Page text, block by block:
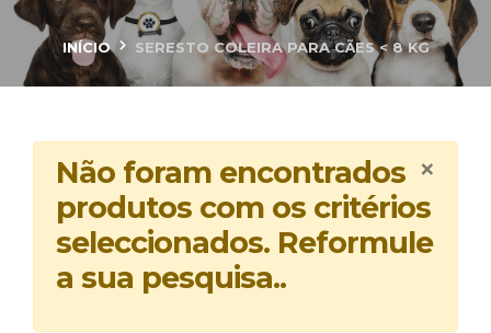
INÍCIO SERESTO COLEIRA PARA CÃES < 8 KG
×
Não foram encontrados
produtos com os critérios
seleccionados. Reformule
a sua pesquisa..